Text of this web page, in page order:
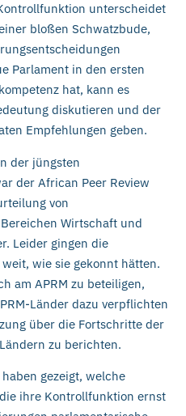
unterscheidet
bloßen Schwatzbude,
Parlament in den ersten
hat, kann es
diskutieren und der
Empfehlungen geben.
der jüngsten
der African Peer Review
von
Wirtschaft und
Leider gingen die
wie sie gekonnt hätten.
am APRM zu beteiligen,
Länder dazu verpflichten
über die Fortschritte der
zu berichten.
gezeigt, welche
ihre Kontrollfunktion ernst